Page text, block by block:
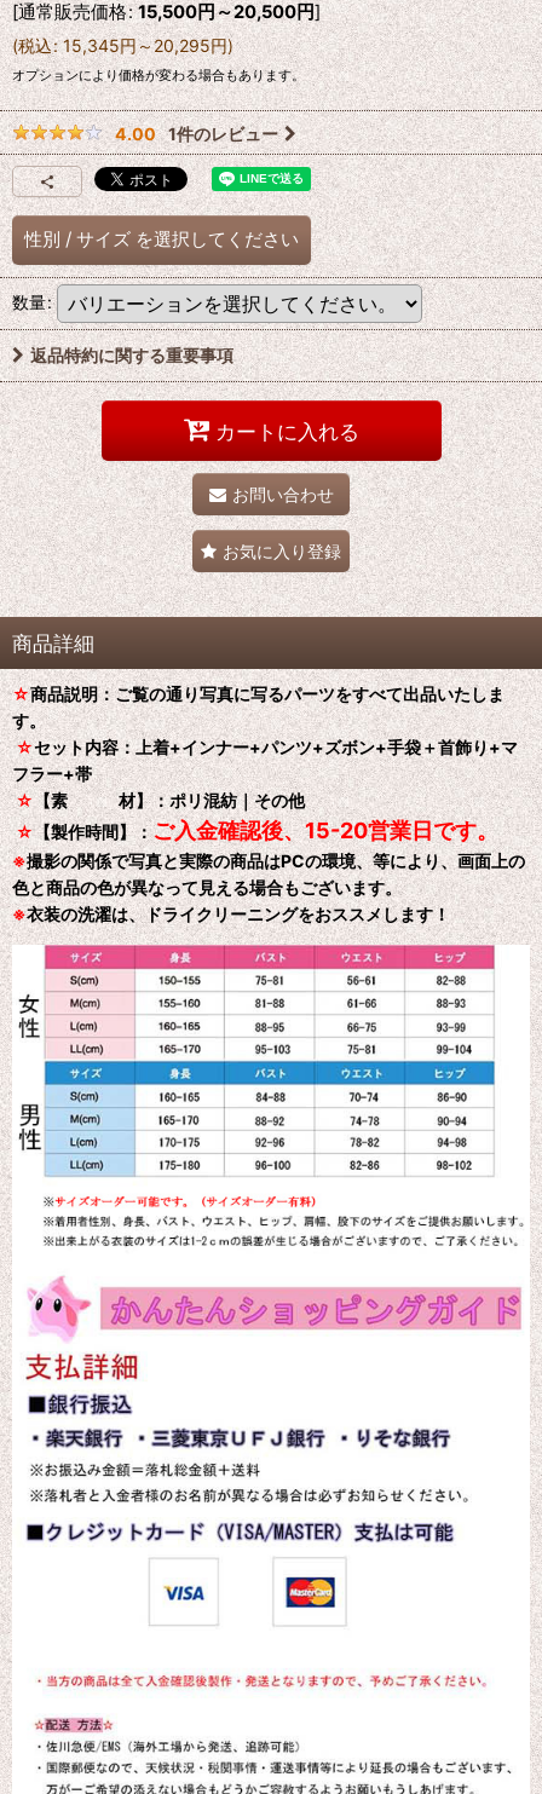
[通常販売価格: 15,500円～20,500円]
(税込: 15,345円～20,295円)
オプションにより価格が変わる場合もあります。
4.00 1件のレビュー
性別 / サイズ を選択してください
数量:
返品特約に関する重要事項
カートに入れる
お問い合わせ
お気に入り登録
商品詳細
☆商品説明：ご覧の通り写真に写るパーツをすべて出品いたしま
す。
☆セット内容：上着+インナー+パンツ+ズボン+手袋＋首飾り+マ
フラー+帯
☆【素 材】：ポリ混紡｜その他
☆【製作時間】：ご入金確認後、15-20営業日です。
※撮影の関係で写真と実際の商品はPCの環境、等により、画面上の
色と商品の色が異なって見える場合もございます。
※衣装の洗濯は、ドライクリーニングをおススメします！